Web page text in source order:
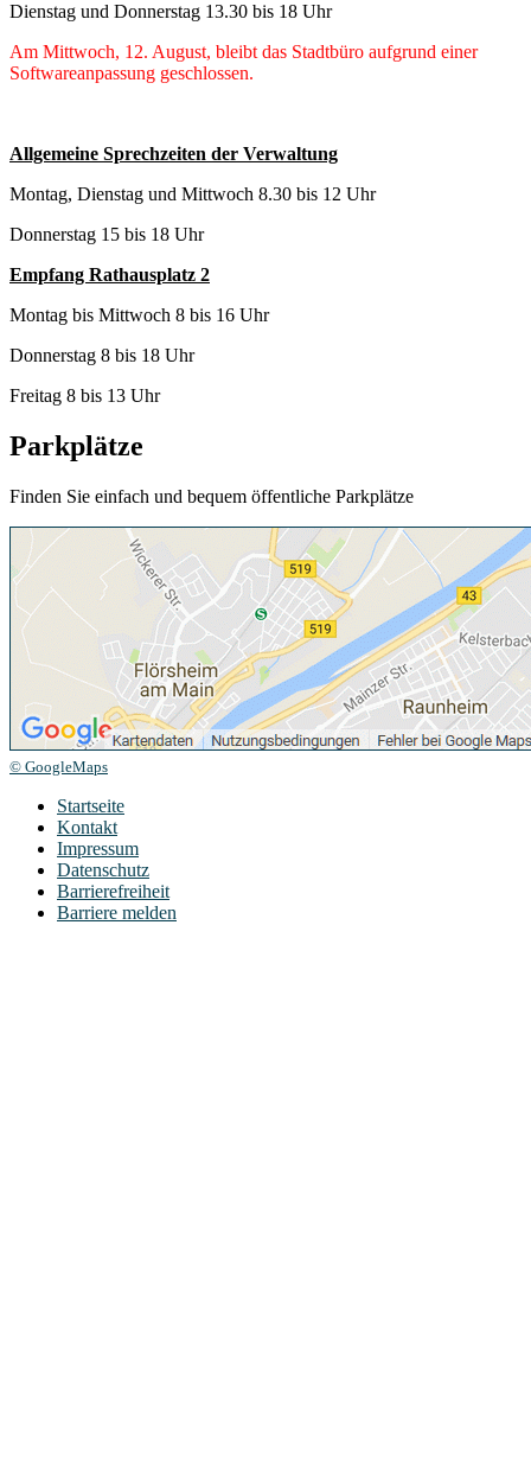
Dienstag und Donnerstag 13.30 bis 18 Uhr
Am Mittwoch, 12. August, bleibt das Stadtbüro aufgrund einer
Softwareanpassung geschlossen.
Allgemeine Sprechzeiten der Verwaltung
Montag, Dienstag und Mittwoch 8.30 bis 12 Uhr
Donnerstag 15 bis 18 Uhr
Empfang Rathausplatz 2
Montag bis Mittwoch 8 bis 16 Uhr
Donnerstag 8 bis 18 Uhr
Freitag 8 bis 13 Uhr
Parkplätze
Finden Sie einfach und bequem öffentliche Parkplätze
© GoogleMaps
Startseite
Kontakt
Impressum
Datenschutz
Barrierefreiheit
Barriere melden